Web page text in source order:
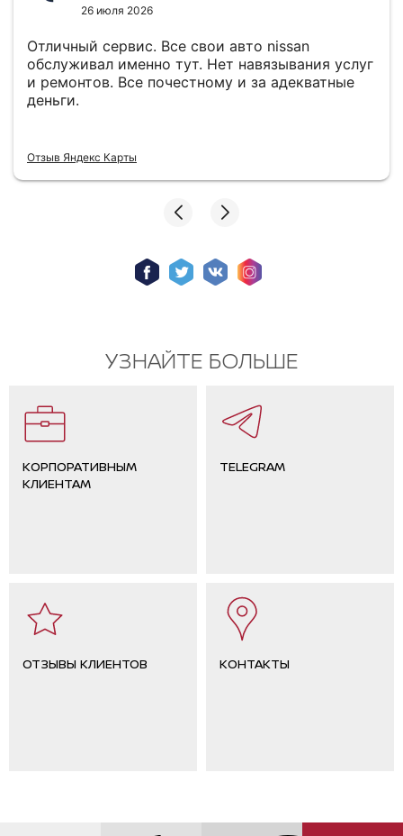
26 июля 2026
Отличный сервис. Все свои авто nissan
обслуживал именно тут. Нет навязывания услуг
и ремонтов. Все почестному и за адекватные
деньги.
Отзыв Яндекс Карты
УЗНАЙТЕ БОЛЬШЕ
КОРПОРАТИВНЫМ
КЛИЕНТАМ
TELEGRAM
ОТЗЫВЫ КЛИЕНТОВ КОНТАКТЫ